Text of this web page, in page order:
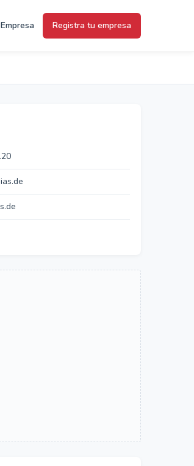
Registra tu empresa